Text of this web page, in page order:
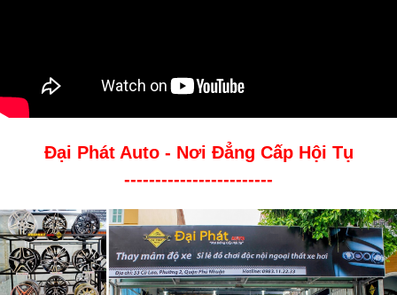
Đại Phát Auto - Nơi Đẳng Cấp Hội Tụ
------------------------